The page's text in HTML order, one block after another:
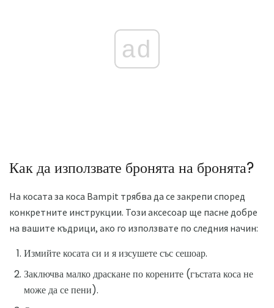
ad
Как да използвате бронята на бронята?
На косата за коса Bampit трябва да се закрепи според
конкретните инструкции. Този аксесоар ще пасне добре
на вашите къдрици, ако го използвате по следния начин:
Измийте косата си и я изсушете със сешоар.
Заключва малко драскане по корените (гъстата коса не
може да се пени).